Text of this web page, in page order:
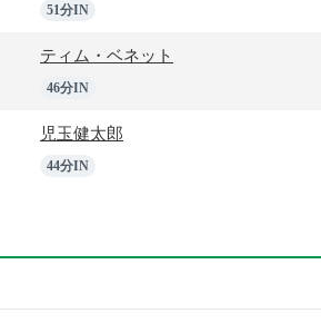
51分IN
ティム・ベネット
46分IN
児玉健太郎
44分IN